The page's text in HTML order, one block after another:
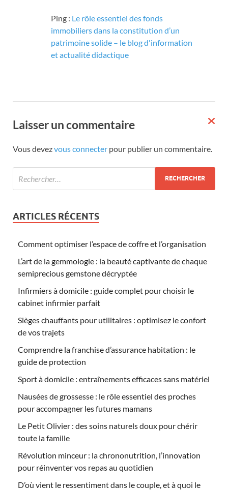
Ping : Le rôle essentiel des fonds
immobiliers dans la constitution d’un
patrimoine solide – le blog d'information
et actualité didactique
Laisser un commentaire
Vous devezvous connecter pour publier un commentaire.
ARTICLES RÉCENTS
Comment optimiser l’espace de coffre et l’organisation
L’art de la gemmologie : la beauté captivante de chaque
semiprecious gemstone décryptée
Infirmiers à domicile : guide complet pour choisir le
cabinet infirmier parfait
Sièges chauffants pour utilitaires : optimisez le confort
de vos trajets
Comprendre la franchise d’assurance habitation : le
guide de protection
Sport à domicile : entraînements efficaces sans matériel
Nausées de grossesse : le rôle essentiel des proches
pour accompagner les futures mamans
Le Petit Olivier : des soins naturels doux pour chérir
toute la famille
Révolution minceur : la chrononutrition, l’innovation
pour réinventer vos repas au quotidien
D’où vient le ressentiment dans le couple, et à quoi le